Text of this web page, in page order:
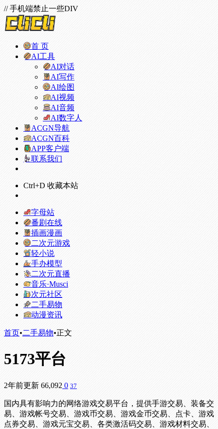
// 手机端禁止一些DIV
首 页
AI工具
AI对话
AI写作
AI绘图
AI视频
AI音频
AI数字人
ACGN导航
ACGN百科
APP客户端
联系我们
Ctrl+D 收藏本站
字母站
番剧在线
插画漫画
二次元游戏
轻小说
手办模型
二次元直播
音乐·Musci
次元社区
二手易物
动漫资讯
首页•二手易物•正文
5173平台
2年前更新 66,092 0 37
国内具有影响力的网络游戏交易平台，提供手游交易、装备交
易、游戏帐号交易、游戏币交易、游戏金币交易、点卡、游戏
点券交易、游戏元宝交易、各类激活码交易、游戏材料交易、